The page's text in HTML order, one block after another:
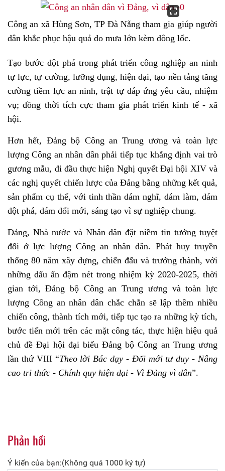
Công an xã Hùng Sơn, TP Đà Nẵng tham gia giúp người
dân khắc phục hậu quả do mưa lớn kèm dông lốc.
Tạo bước đột phá trong phát triển công nghiệp an ninh
tự lực, tự cường, lưỡng dụng, hiện đại, tạo nền tảng tăng
cường tiềm lực an ninh, trật tự đáp ứng yêu cầu, nhiệm
vụ; đồng thời tích cực tham gia phát triển kinh tế - xã
hội.
Hơn hết, Đảng bộ Công an Trung ương và toàn lực
lượng Công an nhân dân phải tiếp tục khẳng định vai trò
gương mẫu, đi đầu thực hiện Nghị quyết Đại hội XIV và
các nghị quyết chiến lược của Đảng bằng những kết quả,
sản phẩm cụ thể, với tinh thần dám nghĩ, dám làm, dám
đột phá, dám đổi mới, sáng tạo vì sự nghiệp chung.
Đảng, Nhà nước và Nhân dân đặt niềm tin tưởng tuyệt
đối ở lực lượng Công an nhân dân. Phát huy truyền
thống 80 năm xây dựng, chiến đấu và trưởng thành, với
những dấu ấn đậm nét trong nhiệm kỳ 2020-2025, thời
gian tới, Đảng bộ Công an Trung ương và toàn lực
lượng Công an nhân dân chắc chắn sẽ lập thêm nhiều
chiến công, thành tích mới, tiếp tục tạo ra những kỳ tích,
bước tiến mới trên các mặt công tác, thực hiện hiệu quả
chủ đề Đại hội đại biểu Đảng bộ Công an Trung ương
lần thứ VIII “Theo lời Bác dạy - Đổi mới tư duy - Nâng
cao tri thức - Chính quy hiện đại - Vì Đảng vì dân”.
Phản hồi
Ý kiến của bạn:(Không quá 1000 ký tự)